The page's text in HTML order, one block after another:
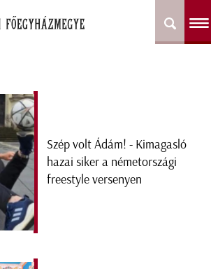
Szép volt Ádám! - Kimagasló
hazai siker a németországi
freestyle versenyen